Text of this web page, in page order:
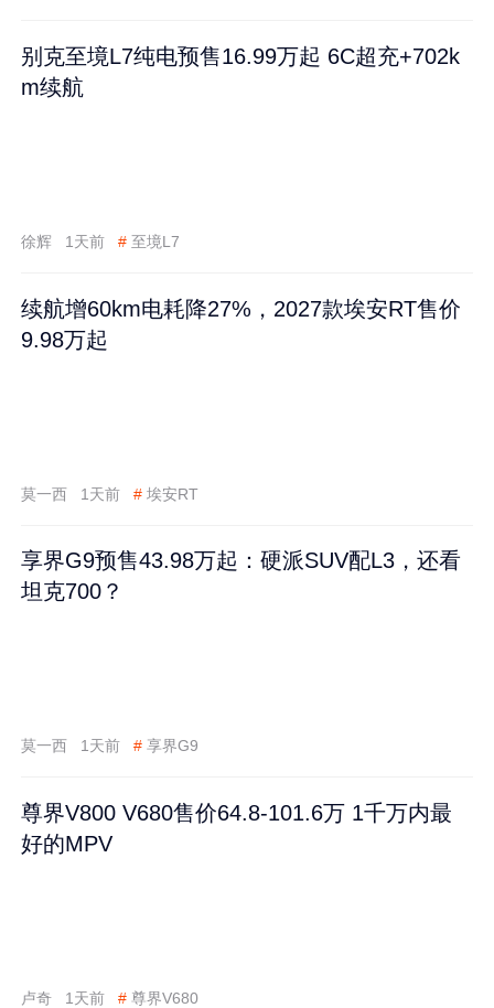
别克至境L7纯电预售16.99万起 6C超充+702k
m续航
徐辉 1天前 # 至境L7
续航增60km电耗降27%，2027款埃安RT售价
9.98万起
莫一西 1天前 # 埃安RT
享界G9预售43.98万起：硬派SUV配L3，还看
坦克700？
莫一西 1天前 # 享界G9
尊界V800 V680售价64.8-101.6万 1千万内最
好的MPV
卢奇 1天前 # 尊界V680